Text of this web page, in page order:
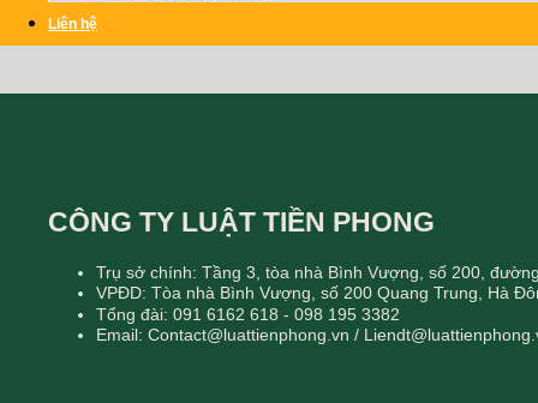
Liên hệ
CÔNG TY LUẬT TIỀN PHONG
Trụ sở chính: Tầng 3, tòa nhà Bình Vượng, số 200,
VPĐD: Tòa nhà Bình Vượng, số 200 Quang Trung, Hà
Tổng đài: 091 6162 618 - 098 195 3382
Email: Contact@luattienphong.vn /